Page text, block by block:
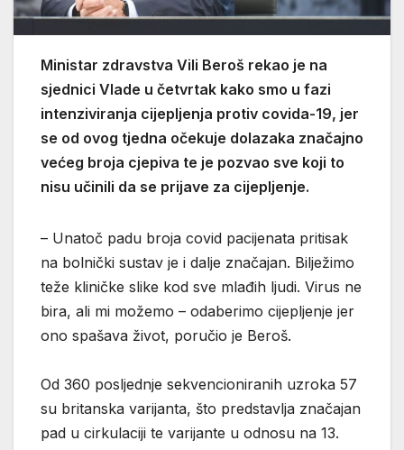
Ministar zdravstva Vili Beroš rekao je na
sjednici Vlade u četvrtak kako smo u fazi
intenziviranja cijepljenja protiv covida-19, jer
se od ovog tjedna očekuje dolazaka značajno
većeg broja cjepiva te je pozvao sve koji to
nisu učinili da se prijave za cijepljenje.
– Unatoč padu broja covid pacijenata pritisak
na bolnički sustav je i dalje značajan. Bilježimo
teže kliničke slike kod sve mlađih ljudi. Virus ne
bira, ali mi možemo – odaberimo cijepljenje jer
ono spašava život, poručio je Beroš.
Od 360 posljednje sekvencioniranih uzroka 57
su britanska varijanta, što predstavlja značajan
pad u cirkulaciji te varijante u odnosu na 13.